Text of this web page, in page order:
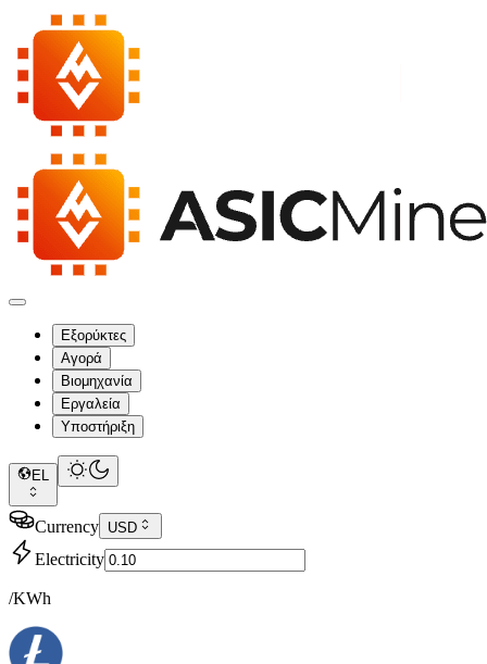
Εξορύκτες
Αγορά
Βιομηχανία
Εργαλεία
Υποστήριξη
EL
Currency USD
Electricity
/KWh